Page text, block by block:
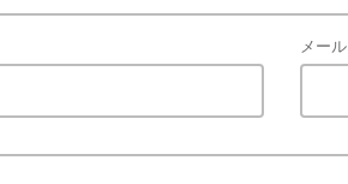
メール